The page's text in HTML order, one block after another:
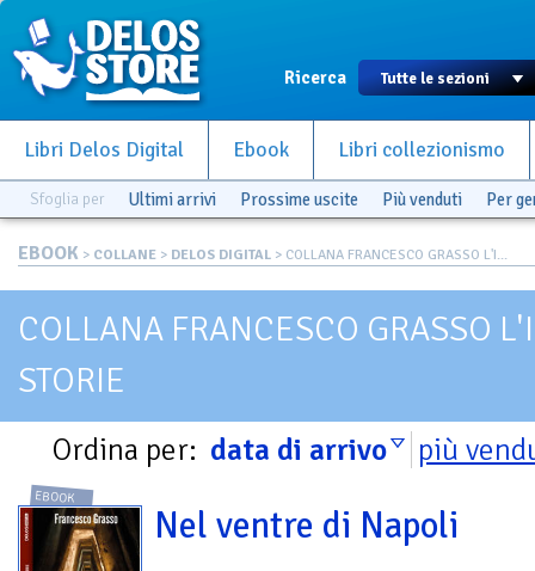
Ricerca
Libri Delos Digital Ebook Libri collezionismo
Sfoglia per Ultimi arrivi Prossime uscite Più venduti Per
EBOOK > COLLANE > DELOS DIGITAL > COLLANA FRANCESCO GRASSO L'I...
COLLANA FRANCESCO GRASSO
STORIE
Ordina per: data di arrivo più
EBOOK
Nel ventre di Napoli